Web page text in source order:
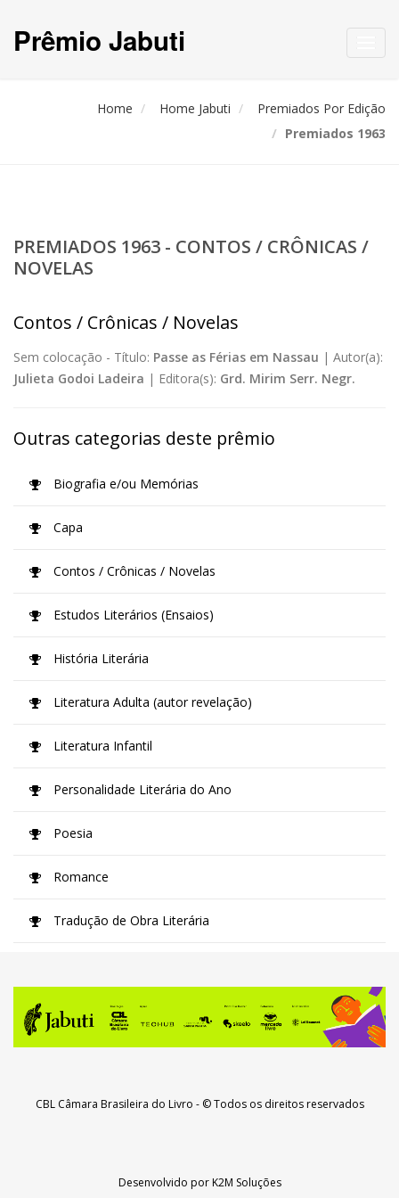
Prêmio Jabuti
Home Home Jabuti
Premiados Por Edição
Premiados 1963
PREMIADOS 1963 - CONTOS / CRÔNICAS /
NOVELAS
Contos / Crônicas / Novelas
Sem colocação - Título: Passe as Férias em Nassau | Autor(a):
Julieta Godoi Ladeira | Editora(s): Grd. Mirim Serr. Negr.
Outras categorias deste prêmio
Biografia e/ou Memórias
Capa
Contos / Crônicas / Novelas
Estudos Literários (Ensaios)
História Literária
Literatura Adulta (autor revelação)
Literatura Infantil
Personalidade Literária do Ano
Poesia
Romance
Tradução de Obra Literária
CBL Câmara Brasileira do Livro - © Todos os direitos reservados
Desenvolvido porK2M Soluções